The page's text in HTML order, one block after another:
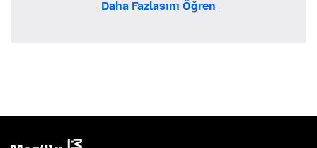
Daha Fazlasını Öğren